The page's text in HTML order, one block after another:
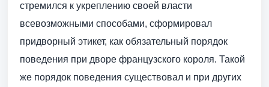
стремился к укреплению своей власти
всевозможными способами, сформировал
придворный этикет, как обязательный порядок
поведения при дворе французского короля. Такой
же порядок поведения существовал и при других